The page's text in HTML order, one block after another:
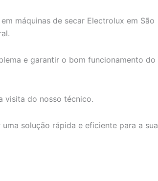
máquinas de secar Electrolux em São
e garantir o bom funcionamento do
visita do nosso técnico.
solução rápida e eficiente para a sua